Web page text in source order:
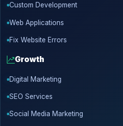
Custom Development
Web Applications
Fix Website Errors
Growth
Digital Marketing
SEO Services
Social Media Marketing